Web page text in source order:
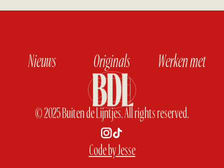
Nieuws Originals Werkenmet
© 2025 Buiten de Lijntjes. All rights reserved.
Code by Jesse